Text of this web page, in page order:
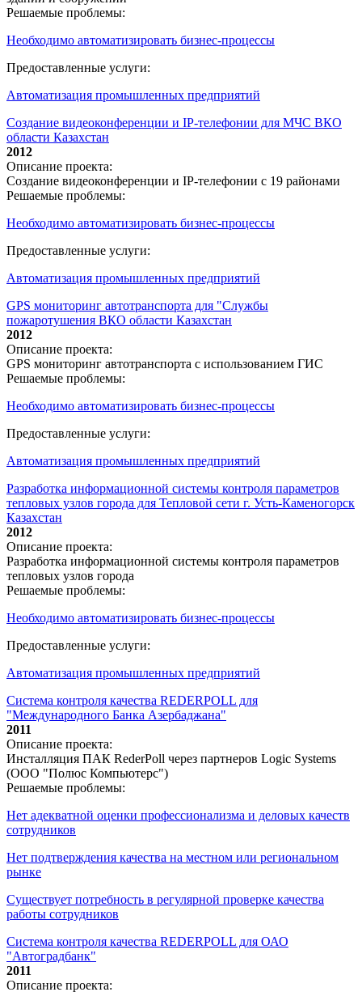
Решаемые проблемы:
Необходимо автоматизировать бизнес-процессы
Предоставленные услуги:
Автоматизация промышленных предприятий
Создание видеоконференции и IP-телефонии для МЧС ВКО
области Казахстан
2012
Описание проекта:
Создание видеоконференции и IP-телефонии с 19 районами
Решаемые проблемы:
Необходимо автоматизировать бизнес-процессы
Предоставленные услуги:
Автоматизация промышленных предприятий
GPS мониторинг автотранспорта для "Службы
пожаротушения ВКО области Казахстан
2012
Описание проекта:
GPS мониторинг автотранспорта с использованием ГИС
Решаемые проблемы:
Необходимо автоматизировать бизнес-процессы
Предоставленные услуги:
Автоматизация промышленных предприятий
Разработка информационной системы контроля параметров
тепловых узлов города для Тепловой сети г. Усть-Каменогорск
Казахстан
2012
Описание проекта:
Разработка информационной системы контроля параметров
тепловых узлов города
Решаемые проблемы:
Необходимо автоматизировать бизнес-процессы
Предоставленные услуги:
Автоматизация промышленных предприятий
Система контроля качества REDERPOLL для
"Международного Банка Азербаджана"
2011
Описание проекта:
Инсталляция ПАК RederPoll через партнеров Logic Systems
(ООО "Полюс Компьютерс")
Решаемые проблемы:
Нет адекватной оценки профессионализма и деловых качеств
сотрудников
Нет подтверждения качества на местном или региональном
рынке
Существует потребность в регулярной проверке качества
работы сотрудников
Система контроля качества REDERPOLL для ОАО
"Автоградбанк"
2011
Описание проекта: